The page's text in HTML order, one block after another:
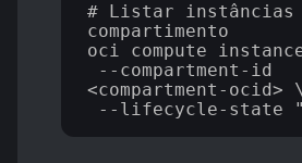
# Listar instâncias
compartimento
oci compute
--compartment-id
<compartment-ocid> \